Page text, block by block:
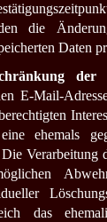
die
Daten
der
E-Mail-
ehemals
Verarbeitung
das